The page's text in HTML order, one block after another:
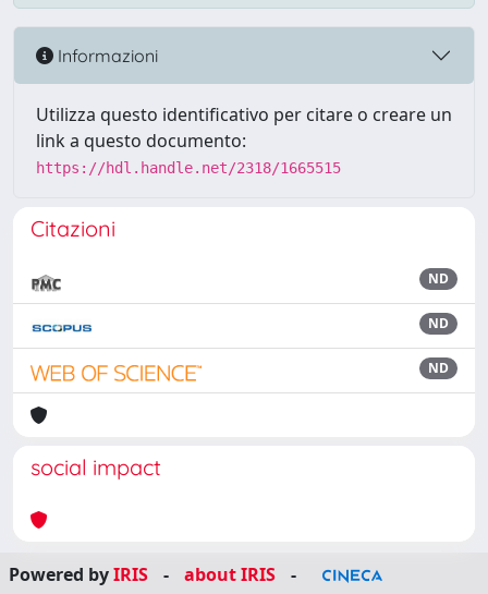
Informazioni
Utilizza questo identificativo per citare o creare un
link a questo documento:
https://hdl.handle.net/2318/1665515
Citazioni
ND
ND
ND
social impact
Powered byIRIS - about IRIS
-